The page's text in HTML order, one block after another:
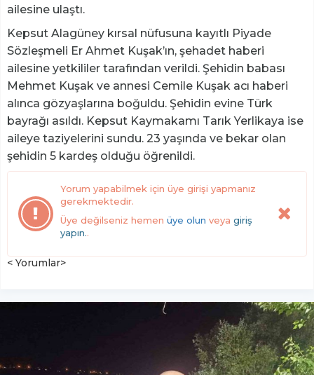
ailesine ulaştı.
Kepsut Alagüney kırsal nüfusuna kayıtlı Piyade
Sözleşmeli Er Ahmet Kuşak’ın, şehadet haberi
ailesine yetkililer tarafından verildi. Şehidin babası
Mehmet Kuşak ve annesi Cemile Kuşak acı haberi
alınca gözyaşlarına boğuldu. Şehidin evine Türk
bayrağı asıldı. Kepsut Kaymakamı Tarık Yerlikaya ise
aileye taziyelerini sundu. 23 yaşında ve bekar olan
şehidin 5 kardeş olduğu öğrenildi.
Yorum yapabilmek için üye girişi yapmanız
gerekmektedir.
Üye değilseniz hemen üye olun veya giriş
yapın..
< Yorumlar>